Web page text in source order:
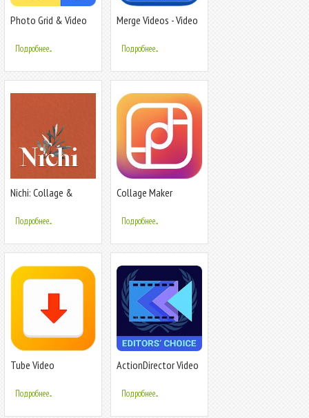
Photo Grid & Video
PhotoGrid Plus
Подробнее...
Merge Videos - Video
Подробнее...
Nichi: Collage &
Подробнее...
Collage Maker
Подробнее...
Tube Video
Videos Download Pro
Подробнее...
ActionDirector Video
Fast
Подробнее...